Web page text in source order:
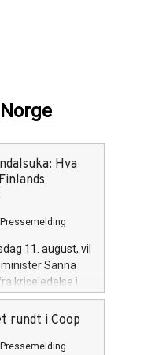
Hva
Pressemelding
11. august, vil
Sanna
kriseledelse i
Finland har
robuste
mellom offentlig
rundt i Coop
Pressemelding